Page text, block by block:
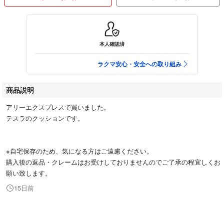
本人確認済
ラクマ安心・安全への取り組み
商品説明
アリーエクスプレスで買いました。
テスラのクッションです。
※自宅保存のため、気になる方はご遠慮ください。
購入後の返品・クレームはお受けしておりませんのでご了承の程宜しくお
願い致します。
15日前